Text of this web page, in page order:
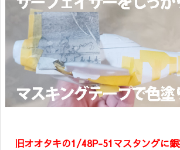
旧オオタキの1/48P-51マスタングに